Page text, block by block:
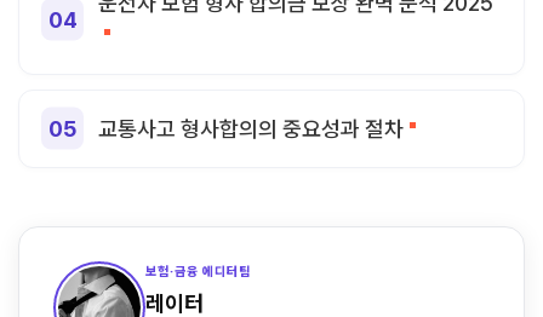
교통사고 형사합의의 중요성과 절차
보험·금융 에디터팀
레이터